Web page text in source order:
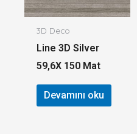
3D Deco
Line 3D Silver
59,6X 150 Mat
Devamını oku